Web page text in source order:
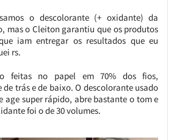
o descolorante (+ oxidante) da
mas o Cleiton garantiu que os produtos
iam entregar os resultados que eu
rs.
feitas no papel em 70% dos fios,
trás e de baixo. O descolorante usado
age super rápido, abre bastante o tom e
foi o de 30 volumes.